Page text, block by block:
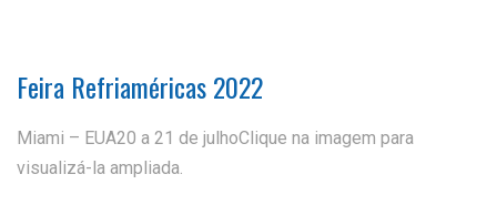
Feira Refriaméricas 2022
Miami – EUA20 a 21 de julhoClique na imagem para
visualizá-la ampliada.